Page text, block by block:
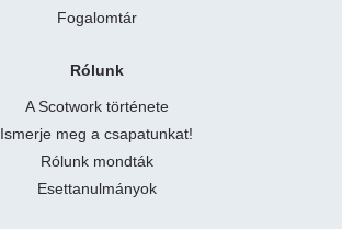
Fogalomtár
Rólunk
A Scotwork története
Ismerje meg a csapatunkat!
Rólunk mondták
Esettanulmányok